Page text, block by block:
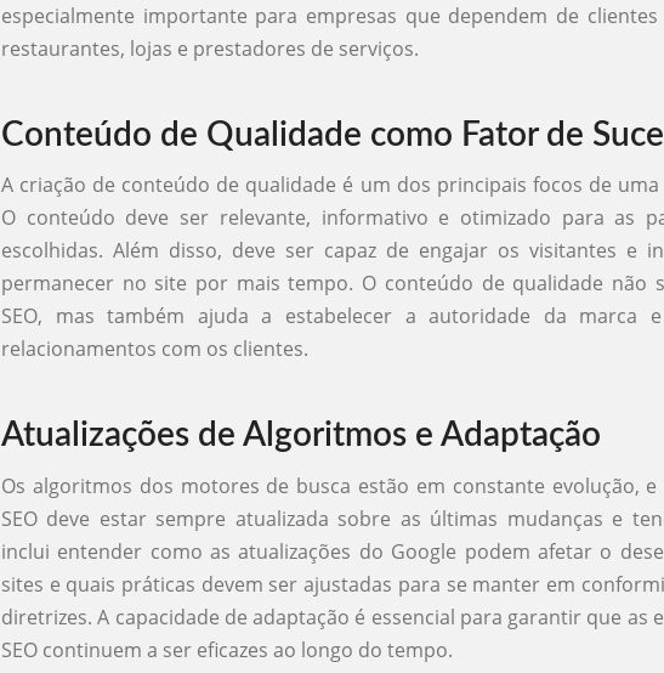
especialmente importante para empresas que dependem de clientes
restaurantes, lojas e prestadores de serviços.
Conteúdo de Qualidade como Fator de
A criação de conteúdo de qualidade é um dos principais focos de uma
O conteúdo deve ser relevante, informativo e otimizado para as
escolhidas. Além disso, deve ser capaz de engajar os visitantes e
permanecer no site por mais tempo. O conteúdo de qualidade não
SEO, mas também ajuda a estabelecer a autoridade da marca
relacionamentos com os clientes.
Atualizações de Algoritmos e Adaptação
Os algoritmos dos motores de busca estão em constante evolução, e
SEO deve estar sempre atualizada sobre as últimas mudanças e
inclui entender como as atualizações do Google podem afetar o
sites e quais práticas devem ser ajustadas para se manter em
diretrizes. A capacidade de adaptação é essencial para garantir que as
SEO continuem a ser eficazes ao longo do tempo.